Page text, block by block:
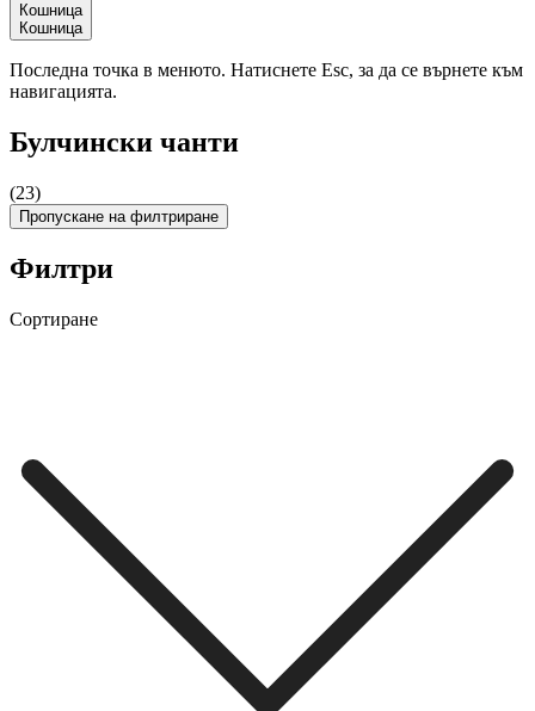
Кошница
Кошница
Последна точка в менюто. Натиснете Esc, за да се върнете към
навигацията.
Булчински чанти
(23)
Пропускане на филтриране
Филтри
Сортиране